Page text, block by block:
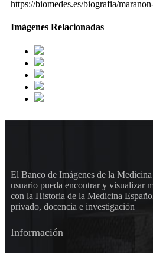
https://biomedes.es/biografia/
Imágenes Relacionadas
El Banco de Imágenes de la
usuario pueda encontrar y visualizar
con la Historia de la Medicina
privado, docencia e investigación
Información